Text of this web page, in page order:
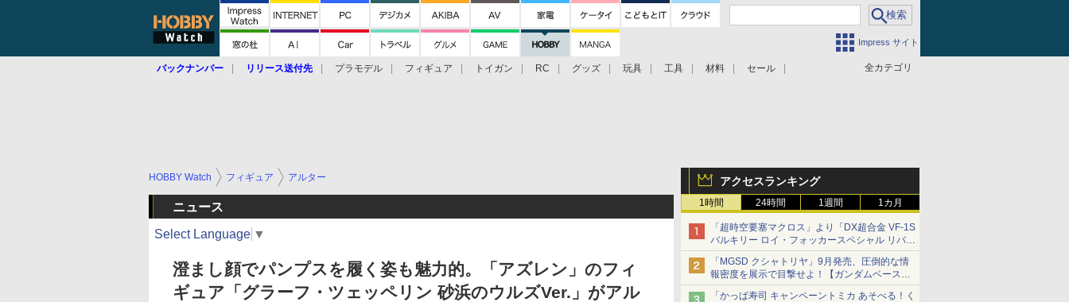
Impress サイト
全カテゴリ
バックナンバー リリース送付先 プラモデル フィギュア トイガン RC グッズ 玩具 工具 材料 セール
アクセスランキング
1時間 24時間 1週間 1カ月
「超時空要塞マクロス」より「DX超合金 VF-1S
バルキリー ロイ・フォッカースペシャル リバイ
バルVer.」本日発売！
「MGSD クシャトリヤ」9月発売、圧倒的な情
報密度を展示で目撃せよ！【ガンダムベース撮
り下ろし】
「かっぱ寿司 キャンペーントミカ あそべる！く
HOBBY Watch フィギュア アルター
ニュース
Select Language ▼
澄まし顔でパンプスを履く姿も魅力的。「アズレン」のフィ
ギュア「グラーフ・ツェッペリン 砂浜のウルズVer.」がアル